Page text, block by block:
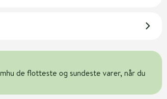
de flotteste og sundeste varer, når du